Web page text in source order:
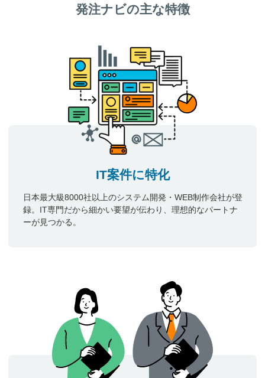
発注ナビの主な特徴
IT案件に特化
日本最大級8000社以上のシステム開発・WEB制作会社が登
録。IT専門だから細かい要望が伝わり、理想的なパートナ
ーが見つかる。